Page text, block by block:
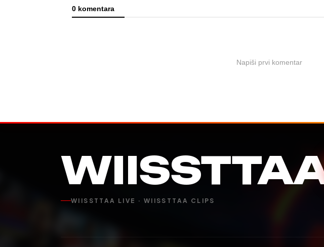
0 komentara
Napiši prvi komentar
WIISSTTAA LIVE · WIISSTTAA CLIPS